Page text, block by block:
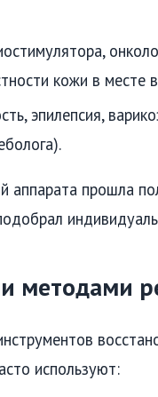
кожи в месте
эпилепсия,
аппарата прошла
методами
используют: